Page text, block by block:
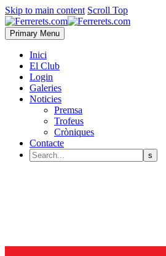
Skip to main content Scroll Top
Primary Menu
Inici
El Club
Login
Galeries
Noticies
Premsa
Trofeus
Cròniques
Contacte